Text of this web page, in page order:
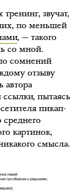
звучат,
по меньшей
, — такого
со мной.
сомнений
отзыву
автора
ссылки, пытаясь
пикап-
среднего
картинок,
смысла.